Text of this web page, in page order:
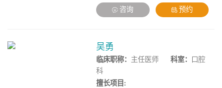
植/即刻负重、高龄精准种植、牙列缺
陷种植修复、口腔颌面肿瘤、颌面创伤
咨询 预约
吴勇
临床职称： 主任医师 科室：
口腔
科
擅长项目: